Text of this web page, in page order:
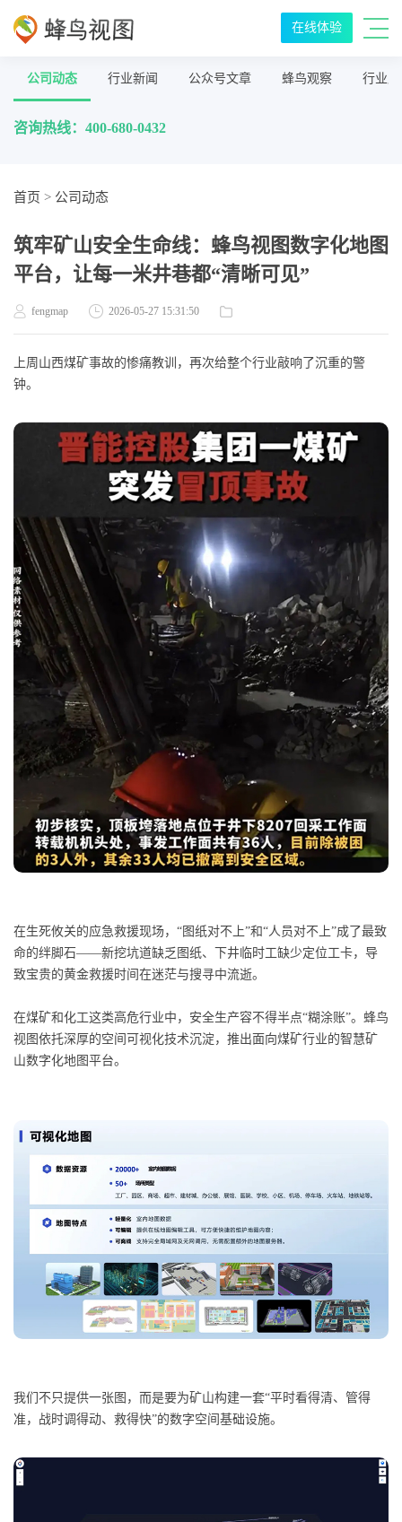
在线体验
公司动态 行业新闻 公众号文章 蜂鸟观察 行业
咨询热线：400-680-0432
首页 > 公司动态
筑牢矿山安全生命线：蜂鸟视图数字化地图
平台，让每一米井巷都“清晰可见”
fengmap 2026-05-27 15:31:50
上周山西煤矿事故的惨痛教训，再次给整个行业敲响了沉重的警
钟。
在生死攸关的应急救援现场，“图纸对不上”和“人员对不上”成了最致
命的绊脚石——新挖坑道缺乏图纸、下井临时工缺少定位工卡，导
致宝贵的黄金救援时间在迷茫与搜寻中流逝。
在煤矿和化工这类高危行业中，安全生产容不得半点“糊涂账”。蜂鸟
视图依托深厚的空间可视化技术沉淀，推出面向煤矿行业的智慧矿
山数字化地图平台。
我们不只提供一张图，而是要为矿山构建一套“平时看得清、管得
准，战时调得动、救得快”的数字空间基础设施。